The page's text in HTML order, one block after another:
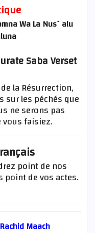
Wa La Nus`alu
Saba Verset
la Résurrection,
sur les péchés que
ne serons pas
faisiez.
point de nos
point de vos actes.
Maach